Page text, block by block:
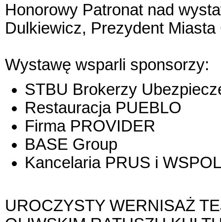
Honorowy Patronat nad
Dulkiewicz, Prezydent Miasta
Wystawę wsparli sponsorzy:
STBU Brokerzy
Restauracja PUEBLO
Firma PROVIDER
BASE Group
Kancelaria PRUS i
UROCZYSTY WERNISAŻ